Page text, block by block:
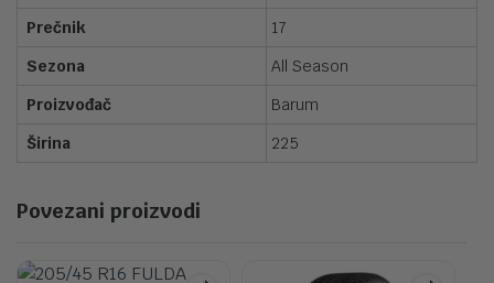
Prečnik
17
Sezona
All Season
Proizvođač
Barum
Širina
225
Povezani proizvodi